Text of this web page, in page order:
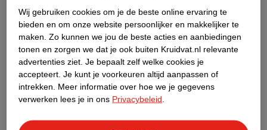
voetjes
Hoeveel borstvoeding moet ik geven?
Het fijne aan borstvoeding is onder andere dat je moedermelk
zich vanzelf aanpast naar de behoefte van je baby. De behoefte
van je baby wisselt namelijk per dag. Net zoals je zelf de ene dag
meer eet en drinkt, dan de andere dag. Vertrouw op de natuur, je
kindje is geboren met een natuurlijk gevoel voor honger en
Wij gebruiken cookies om je de beste online ervaring te
bieden en om onze website persoonlijker en makkelijker te
maken. Zo kunnen we jou de beste acties en aanbiedingen
tonen en zorgen we dat je ook buiten Kruidvat.nl relevante
advertenties ziet. Je bepaalt zelf welke cookies je
accepteert. Je kunt je voorkeuren altijd aanpassen of
intrekken.
Meer informatie over hoe we je gegevens
verwerken lees je in ons Privacybeleid